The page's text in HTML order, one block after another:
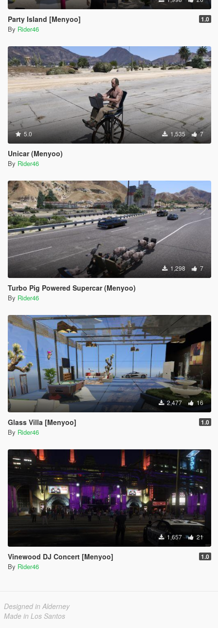
Party Island [Menyoo] 1.0
By Rider46
5.0 1,535 7
Unicar (Menyoo)
By Rider46
1,298 7
Turbo Pig Powered Supercar (Menyoo)
By Rider46
2,477 16
Glass Villa [Menyoo] 1.0
By Rider46
1,657 21
Vinewood DJ Concert [Menyoo] 1.0
By Rider46
Designed in Alderney
Made in Los Santos